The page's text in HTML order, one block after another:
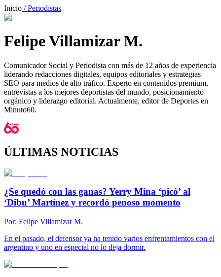
Inicio / Periodistas
Felipe Villamizar M.
Comunicador Social y Periodista con más de 12 años de experiencia
liderando redacciones digitales, equipos editoriales y estrategias
SEO para medios de alto tráfico. Experto en contenidos premium,
entrevistas a los mejores deportistas del mundo, posicionamiento
orgánico y liderazgo editorial. Actualmente, editor de Deportes en
Minuto60.
ÚLTIMAS NOTICIAS
¿Se quedó con las ganas? Yerry Mina ‘picó’ al
‘Dibu’ Martínez y recordó penoso momento
Por: Felipe Villamizar M.
En el pasado, el defensor ya ha tenido varios enfrentamientos con el
argentino y uno en especial no lo deja dormir.